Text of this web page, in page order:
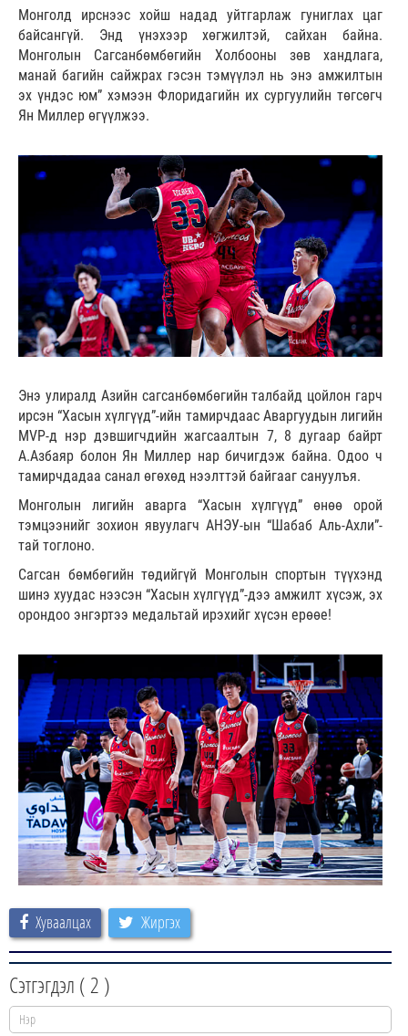
Монголд ирснээс хойш надад уйтгарлаж гуниглах цаг
байсангүй. Энд үнэхээр хөгжилтэй, сайхан байна.
Монголын Сагсанбөмбөгийн Холбооны зөв хандлага,
манай багийн сайжрах гэсэн тэмүүлэл нь энэ амжилтын
эх үндэс юм” хэмээн Флоридагийн их сургуулийн төгсөгч
Ян Миллер өгүүлжээ.
Энэ улиралд Азийн сагсанбөмбөгийн талбайд цойлон гарч
ирсэн “Хасын хүлгүүд”-ийн тамирчдаас Аваргуудын лигийн
MVP-д нэр дэвшигчдийн жагсаалтын 7, 8 дугаар байрт
А.Азбаяр болон Ян Миллер нар бичигдэж байна. Одоо ч
тамирчдадаа санал өгөхөд нээлттэй байгааг сануулъя.
Монголын лигийн аварга “Хасын хүлгүүд” өнөө орой
тэмцээнийг зохион явуулагч АНЭУ-ын “Шабаб Аль-Ахли”-
тай тоглоно.
Сагсан бөмбөгийн төдийгүй Монголын спортын түүхэнд
шинэ хуудас нээсэн “Хасын хүлгүүд”-дээ амжилт хүсэж, эх
орондоо энгэртээ медальтай ирэхийг хүсэн ерөөе!
Хуваалцах Жиргэх
Сэтгэгдэл (2 )